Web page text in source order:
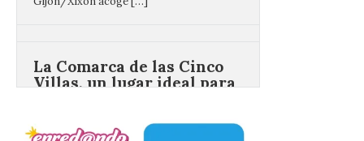
Villas, un lugar ideal para
ver el eclipse solar